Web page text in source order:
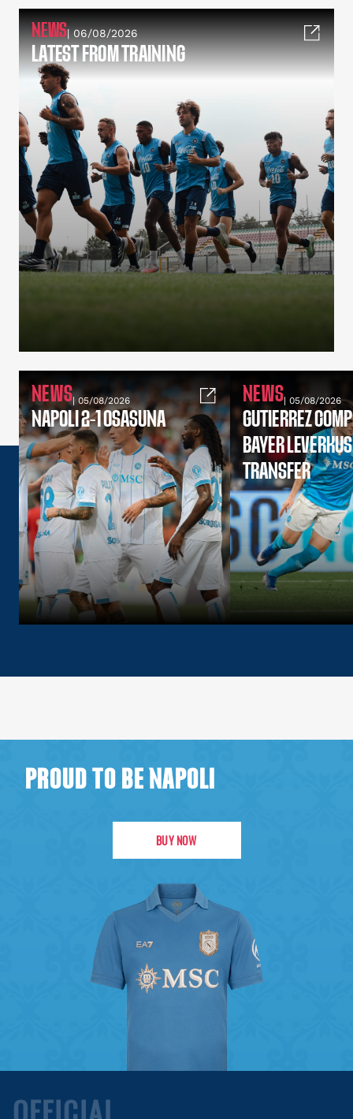
NEWS| 06/08/2026
LATEST FROM TRAINING
NEWS| 05/08/2026
NAPOLI 2-1 OSASUNA
NEWS| 05/08/2026
GUTIERREZ
BAYER
TRANSFER
PROUD TO BE NAPOLI
BUY NOW